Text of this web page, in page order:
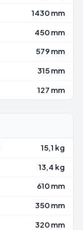
1430 mm
450 mm
579 mm
315 mm
127 mm
15,1 kg
13,4 kg
610 mm
350 mm
320 mm